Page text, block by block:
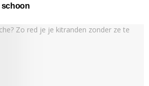
schoon